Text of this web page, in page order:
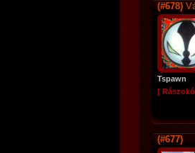
(#678)
Tspawn
[
(#677)